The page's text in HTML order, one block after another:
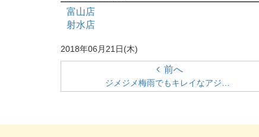
富山店
射水店
2018年06月21日(木)
前へ
ジメジメ梅雨でもキレイなアジ…